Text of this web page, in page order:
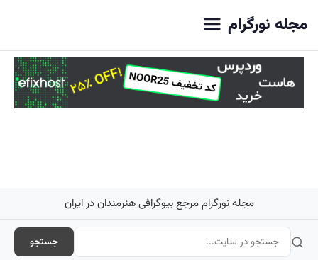
مجله نورگرام
مجله نورگرام مرجع بیوگرافی هنرمندان در ایران
جستجو